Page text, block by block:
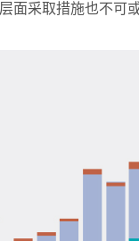
面采取措施也不可或